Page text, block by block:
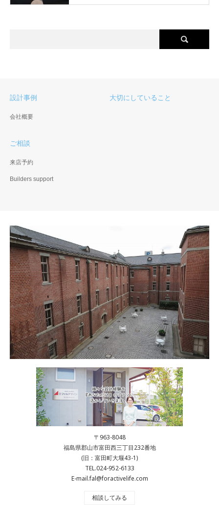
設計事例
会社概要
大切にしていること
ご相談
来店予約
Builders support
〒963-8048
福島県郡山市富田西三丁目232番地
(旧：富田町大堰43-1)
TEL.024-952-6133
E-mail.fal@foractivelife.com
相談してみる